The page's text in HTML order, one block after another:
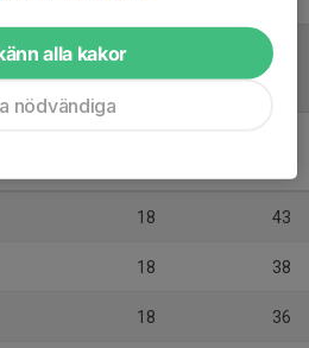
18 43
18 38
18 36
alla kakor
nödvändiga